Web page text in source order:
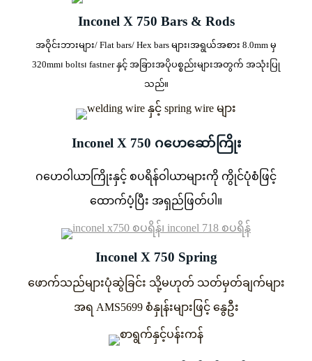
Inconel X 750 Bars & Rods
အဝိုင်းဘားများ/ Flat bars/ Hex bars များ၊အရွယ်အစား 8.0mm မှ
320mm၊ bolts၊ fastner နှင့် အခြားအပိုပစ္စည်းများအတွက် အသုံးပြု
သည်။
Inconel X 750 ဂဟေဆော်ကြိုး
ဂဟေဝါယာကြိုးနှင့် စပရိန်ဝါယာများကို ကွိုင်ပုံစံဖြင့်
ထောက်ပံ့ပြီး အရှည်ဖြတ်ပါ။
Inconel X 750 Spring
ဖောက်သည်များပုံဆွဲခြင်း သို့မဟုတ် သတ်မှတ်ချက်များ
အရ AMS5699 စံနှုန်းများဖြင့် နွေဦး